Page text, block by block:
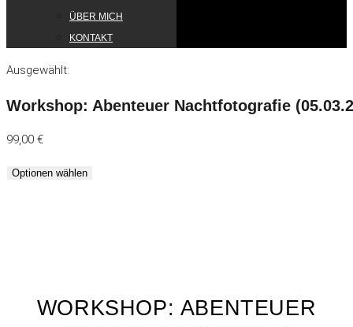
ÜBER MICH
KONTAKT
Ausgewählt:
Workshop: Abenteuer Nachtfotografie
99,00 €
Optionen wählen
WORKSHOP: ABENTEUER